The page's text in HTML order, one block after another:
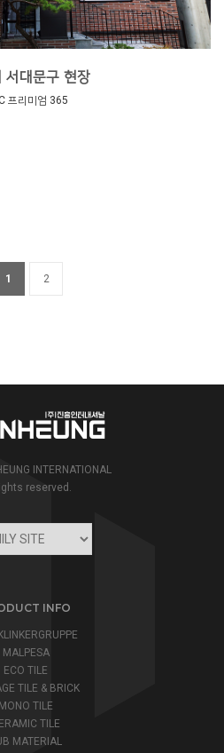
서대문구 현장
프리미엄 365
1 2
INTERNATIONAL
reserved.
INFO
MALPESA
ECO TILE
TILE & BRICK
MONO TILE
TILE
MATERIAL